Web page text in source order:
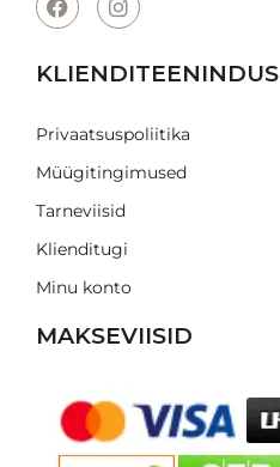
KLIENDITEENINDUS
Privaatsuspoliitika
Müügitingimused
Tarneviisid
Klienditugi
Minu konto
MAKSEVIISID